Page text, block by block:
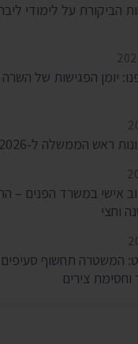
הביקורת על לימודי
יומן הפגישות של
ראש הממשלה ל-2025-2026
אישי במשרד הפנים –
וחצי
המשטרה תחשוף סעיפים
צירים